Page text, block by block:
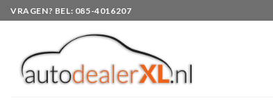
Skip
to
VRAGEN? BEL: 085-4016207